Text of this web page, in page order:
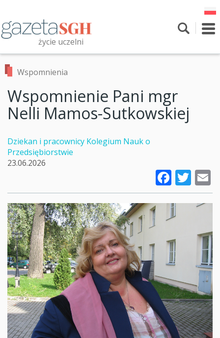
treści
życie uczelni
Przeszukaj witrynę
Wspomnienia
Wspomnienie Pani mgr
Nelli Mamos-Sutkowskiej
Dziekan i pracownicy Kolegium Nauk o
Przedsiębiorstwie
23.06.2026